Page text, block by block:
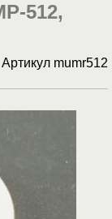
512,
Артикул mumr512